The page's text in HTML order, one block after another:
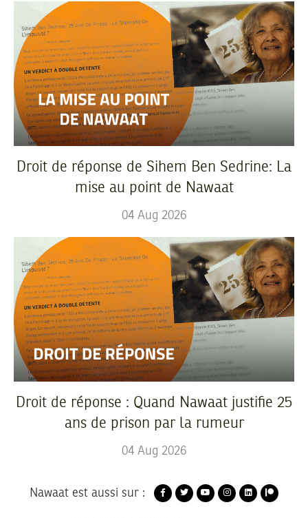
Droit de réponse de Sihem Ben Sedrine: La
mise au point de Nawaat
04 Aug 2026
Droit de réponse : Quand Nawaat justifie 25
ans de prison par la rumeur
04 Aug 2026
Nawaat est aussi sur :